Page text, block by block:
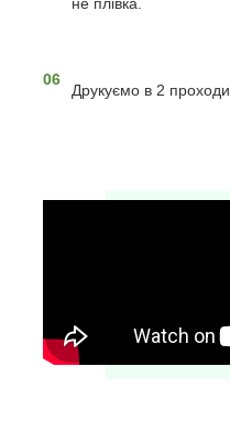
не плівка.
06
Друкуємо в 2 проходи